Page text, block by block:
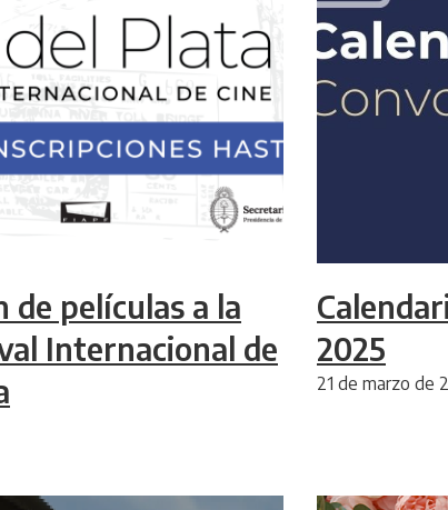
películas a la
Internacional de
2025
21 de marzo de